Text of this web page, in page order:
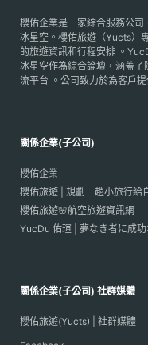
櫻佑企業是一家綜合服務公
冰星空。櫻佑旅遊（Yucts）
的旅遊資訊和行程安排 。
冰星空作為綜合論壇，涵蓋
流平台 。公司致力於為客戶
關係企業(子公司)
櫻佑企業
櫻佑旅遊 | 規劃一趟小旅行給
櫻佑旅遊🌸航空旅遊資訊網
YucDu 佑瑄 | 夢なき者に成功
關係企業(子公司) 社群媒體
櫻佑旅遊(Yucts) | 社群媒體